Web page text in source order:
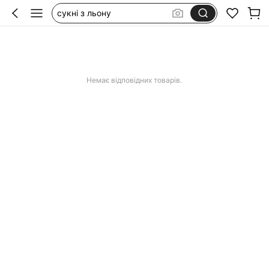
сукні з льону
Немає відповідних товарів.